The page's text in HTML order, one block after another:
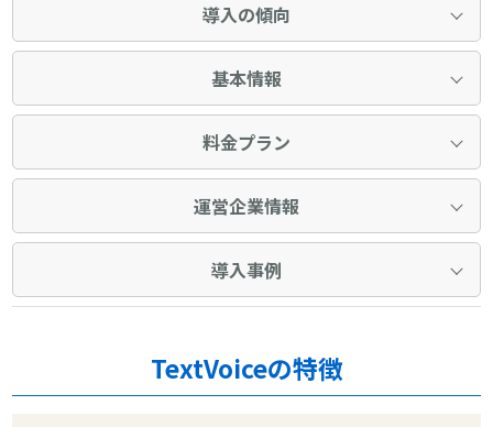
導入の傾向
基本情報
料金プラン
運営企業情報
導入事例
TextVoiceの特徴